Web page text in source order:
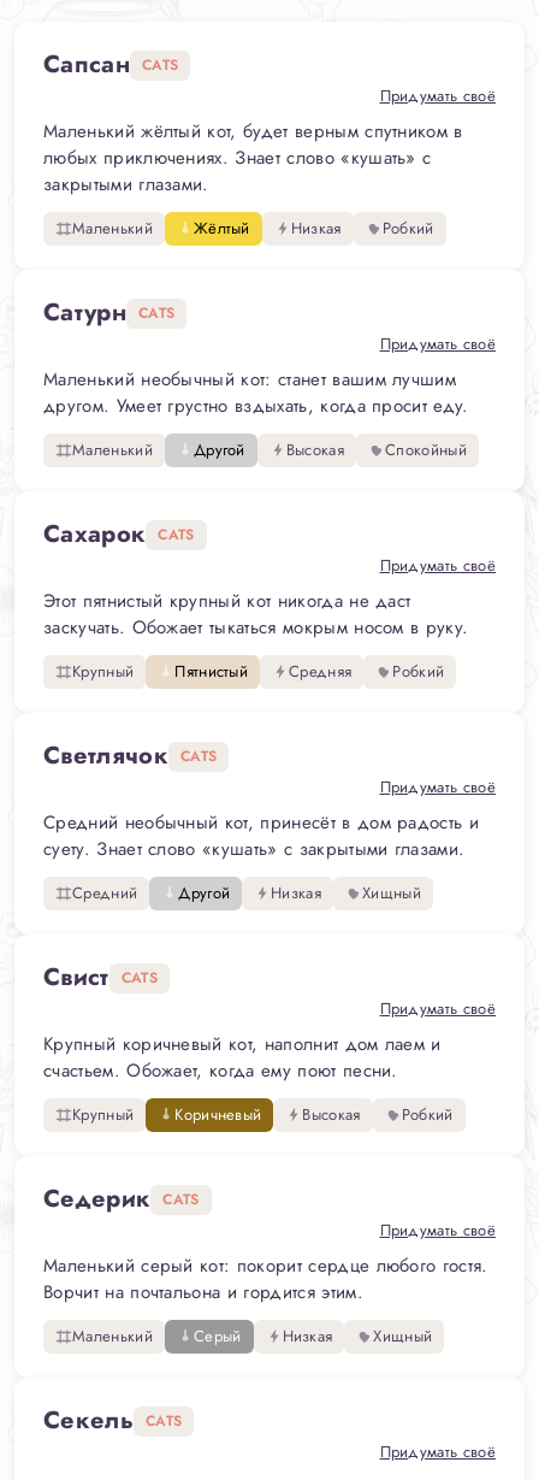
Сапсан CATS
Придумать своё
Маленький жёлтый кот, будет верным спутником в
любых приключениях. Знает слово «кушать» с
закрытыми глазами.
Маленький Жёлтый Низкая Робкий
Сатурн CATS
Придумать своё
Маленький необычный кот: станет вашим лучшим
другом. Умеет грустно вздыхать, когда просит еду.
Маленький Другой Высокая Спокойный
Сахарок CATS
Придумать своё
Этот пятнистый крупный кот никогда не даст
заскучать. Обожает тыкаться мокрым носом в руку.
Крупный Пятнистый Средняя Робкий
Светлячок CATS
Придумать своё
Средний необычный кот, принесёт в дом радость и
суету. Знает слово «кушать» с закрытыми глазами.
Средний Другой Низкая Хищный
Свист CATS
Придумать своё
Крупный коричневый кот, наполнит дом лаем и
счастьем. Обожает, когда ему поют песни.
Крупный Коричневый Высокая Робкий
Седерик CATS
Придумать своё
Маленький серый кот: покорит сердце любого гостя.
Ворчит на почтальона и гордится этим.
Маленький Серый Низкая Хищный
Секель CATS
Придумать своё